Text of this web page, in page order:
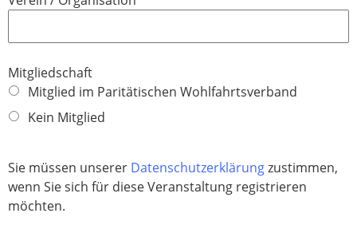
e
d
t
e
l
d
Mitgliedschaft
Mitglied im Paritätischen Wohlfahrtsverband
Kein Mitglied
Sie müssen unserer Datenschutzerklärungzustimmen,
wenn Sie sich für diese Veranstaltung registrieren
möchten.